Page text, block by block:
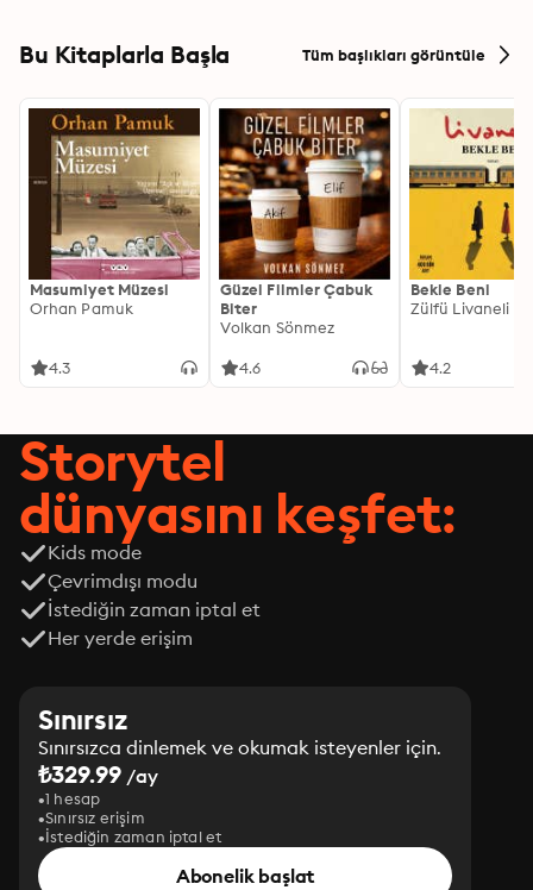
Bu Kitaplarla Başla Tüm başlıkları görüntüle
Masumiyet Müzesi
Orhan Pamuk
4.3
Güzel Filmler Çabuk
Biter
Volkan Sönmez
4.6
Bekle Beni
Zülfü Livaneli
4.2
Storytel
dünyasını keşfet:
Kids mode
Çevrimdışı modu
İstediğin zaman iptal et
Her yerde erişim
Sınırsız
Sınırsızca dinlemek ve okumak isteyenler için.
₺329.99 /ay
1 hesap
Sınırsız erişim
İstediğin zaman iptal et
Abonelik başlat